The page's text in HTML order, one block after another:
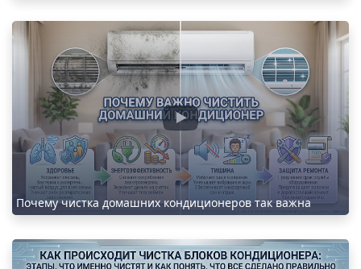
Почему чистка домашних кондиционеров так важна